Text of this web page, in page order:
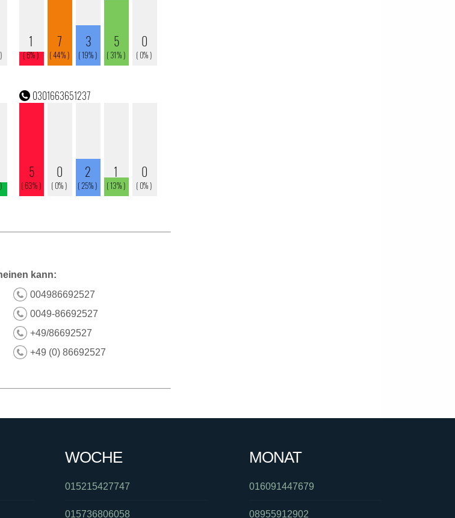
kann:
004986692527
0049-86692527
+49/86692527
+49 (0) 86692527
WOCHE
015215427747
015736806058
MONAT
016091447679
08955912902